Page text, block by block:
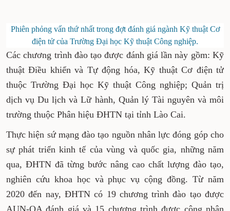
Phiên phỏng vấn thứ nhất trong đợt đánh giá ngành Kỹ thuật Cơ
điện tử của Trường Đại học Kỹ thuật Công nghiệp.
Các chương trình đào tạo được đánh giá lần này gồm: Kỹ
thuật Điều khiển và Tự động hóa, Kỹ thuật Cơ điện tử
thuộc Trường Đại học Kỹ thuật Công nghiệp; Quản trị
dịch vụ Du lịch và Lữ hành, Quản lý Tài nguyên và môi
trường thuộc Phân hiệu ĐHTN tại tỉnh Lào Cai.
Thực hiện sứ mạng đào tạo nguồn nhân lực đóng góp cho
sự phát triển kinh tế của vùng và quốc gia, những năm
qua, ĐHTN đã từng bước nâng cao chất lượng đào tạo,
nghiên cứu khoa học và phục vụ cộng đồng. Từ năm
2020 đến nay, ĐHTN có 19 chương trình đào tạo được
AUN-QA đánh giá và 15 chương trình được công nhận